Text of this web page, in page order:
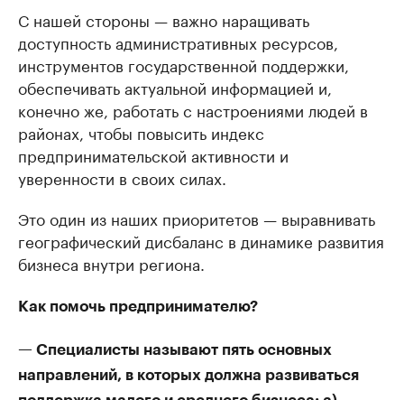
С нашей стороны — важно наращивать
доступность административных ресурсов,
инструментов государственной поддержки,
обеспечивать актуальной информацией и,
конечно же, работать с настроениями людей в
районах, чтобы повысить индекс
предпринимательской активности и
уверенности в своих силах.
Это один из наших приоритетов — выравнивать
географический дисбаланс в динамике развития
бизнеса внутри региона.
Как помочь предпринимателю?
— Специалисты называют пять основных
направлений, в которых должна развиваться